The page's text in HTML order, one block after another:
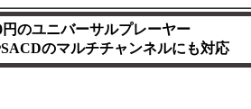
円のユニバーサルプレーヤー
のマルチチャンネルにも対応